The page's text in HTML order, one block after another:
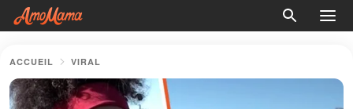
ACCUEIL VIRAL